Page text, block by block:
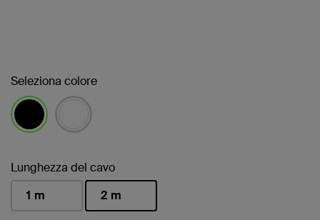
Seleziona colore
Lunghezza del cavo
1 m
2 m